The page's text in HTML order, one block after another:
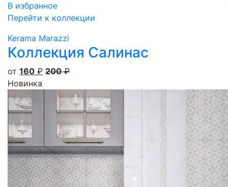
В избранное
Перейти к коллекции
Kerama Marazzi
Коллекция Салинас
от 160 ₽ 200₽
Новинка